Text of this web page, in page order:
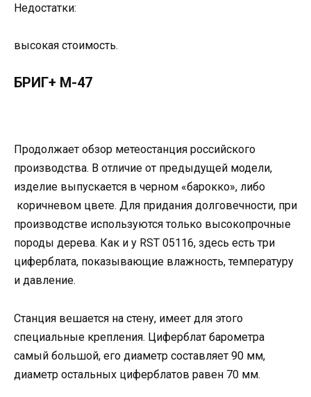
Недостатки:
высокая стоимость.
БРИГ+ М-47
Продолжает обзор метеостанция российского
производства. В отличие от предыдущей модели,
изделие выпускается в черном «барокко», либо
коричневом цвете. Для придания долговечности, при
производстве используются только высокопрочные
породы дерева. Как и у RST 05116, здесь есть три
циферблата, показывающие влажность, температуру
и давление.
Станция вешается на стену, имеет для этого
специальные крепления. Циферблат барометра
самый большой, его диаметр составляет 90 мм,
диаметр остальных циферблатов равен 70 мм.